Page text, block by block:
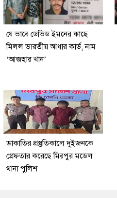
যে ভাবে ডেভিড ইমনের কাছে
মিলল ভারতীয় আধার কার্ড, নাম
‘আজহার খান’
ডাকাতির প্রস্তুতিকালে দুইজনকে
গ্রেফতার করেছে মিরপুর মডেল
থানা পুলিশ